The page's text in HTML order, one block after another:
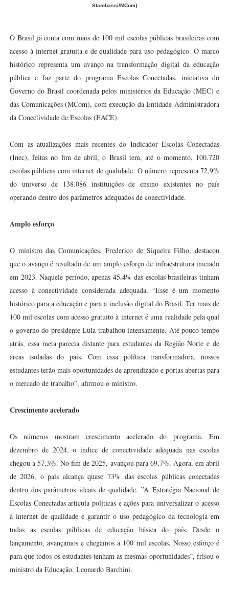
Stambassi/MCom)
O Brasil já conta com mais de 100 mil escolas públicas brasileiras com
acesso à internet gratuita e de qualidade para uso pedagógico. O marco
histórico representa um avanço na transformação digital da educação
pública e faz parte do programa Escolas Conectadas, iniciativa do
Governo do Brasil coordenada pelos ministérios da Educação (MEC) e
das Comunicações (MCom), com execução da Entidade Administradora
da Conectividade de Escolas (EACE).
Com as atualizações mais recentes do Indicador Escolas Conectadas
(Inec), feitas no fim de abril, o Brasil tem, até o momento, 100.720
escolas públicas com internet de qualidade. O número representa 72,9%
do universo de 138.086 instituições de ensino existentes no país
operando dentro dos parâmetros adequados de conectividade.
Amplo esforço
O ministro das Comunicações, Frederico de Siqueira Filho, destacou
que o avanço é resultado de um amplo esforço de infraestrutura iniciado
em 2023. Naquele período, apenas 45,4% das escolas brasileiras tinham
acesso à conectividade considerada adequada. “Esse é um momento
histórico para a educação e para a inclusão digital do Brasil. Ter mais de
100 mil escolas com acesso gratuito à internet é uma realidade pela qual
o governo do presidente Lula trabalhou intensamente. Até pouco tempo
atrás, essa meta parecia distante para estudantes da Região Norte e de
áreas isoladas do país. Com essa política transformadora, nossos
estudantes terão mais oportunidades de aprendizado e portas abertas para
o mercado de trabalho”, afirmou o ministro.
Crescimento acelerado
Os números mostram crescimento acelerado do programa. Em
dezembro de 2024, o índice de conectividade adequada nas escolas
chegou a 57,3%. No fim de 2025, avançou para 69,7%. Agora, em abril
de 2026, o país alcança quase 73% das escolas públicas conectadas
dentro dos parâmetros ideais de qualidade. ”A Estratégia Nacional de
Escolas Conectadas articula políticas e ações para universalizar o acesso
à internet de qualidade e garantir o uso pedagógico da tecnologia em
todas as escolas públicas de educação básica do país. Desde o
lançamento, avançamos e chegamos a 100 mil escolas. Nosso esforço é
para que todos os estudantes tenham as mesmas oportunidades”, frisou o
ministro da Educação, Leonardo Barchini.